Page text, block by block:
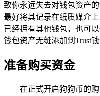
致你永远失去对钱包资产
最好将其记录在纸质媒介
已经拥有其他钱包，也可
钱包资产无缝添加到Trust
准备购买资金
在正式开启狗狗币的